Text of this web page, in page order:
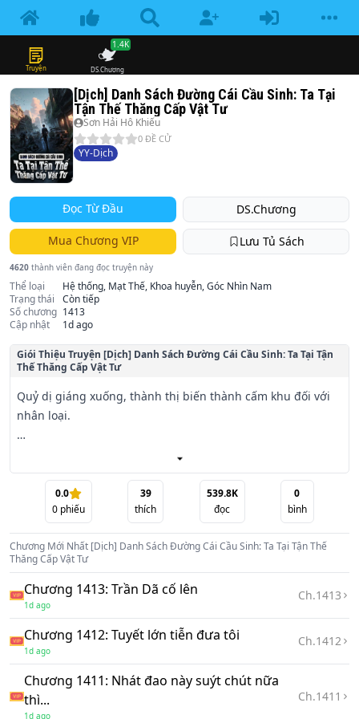
Truyện DS.Chương
1.4K
[Dịch] Danh Sách Đường Cái Cầu Sinh: Ta Tại
Tận Thế Thăng Cấp Vật Tư
Sơn Hải Hô Khiếu
0 ĐỀ CỬ
YY-Dịch
Đọc Từ Đầu DS.Chương
Mua Chương VIP Lưu Tủ Sách
4620 thành viên đang đọc truyện này
Thể loại
Hệ thống, Mạt Thế, Khoa huyễn, Góc Nhìn Nam
Trạng thái
Còn tiếp
Số chương 1413
Cập nhật
1d ago
Giói Thiệu Truyện [Dịch] Danh Sách Đường Cái Cầu Sinh: Ta Tại Tận
Thế Thăng Cấp Vật Tư
Quỷ dị giáng xuống, thành thị biến thành cấm khu đối với
nhân loại.
Mọi người buộc phải dựa vào những đoàn người di chuyển
theo “danh sách siêu phàm”, cuộc sống định cư đã hoàn
toàn biến thành cuộc sống lưu động.
Trong quá trình di chuyển ấy, Trần Dã thức tỉnh hệ thống
thăng cấp.
Chiếc xe đạp rỉ sét trong tay hắn lột xác thành chiến xa bọc
thép.
Chiếc lều vải cũ nát tiến hóa thành pháo đài di động.
Khi người khác còn phải liều mạng chỉ vì nửa miếng lương
khô, thì chiếc xe – cũng là căn phòng của hắn – đã có hệ
0.0
0 phiếu
39
thích
539.8K
đọc
0
bình
Chương Mới Nhất [Dịch] Danh Sách Đường Cái Cầu Sinh: Ta Tại Tận Thế
Thăng Cấp Vật Tư
Chương 1413: Trần Dã cố lên
1d ago
Ch.1413
Chương 1412: Tuyết lớn tiễn đưa tôi
1d ago
Ch.1412
Chương 1411: Nhát đao này suýt chút nữa
thì...
1d ago
Ch.1411